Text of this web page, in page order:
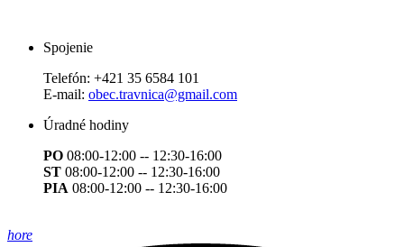
Spojenie
Telefón: +421 35 6584 101
E-mail: obec.travnica@gmail.com
Úradné hodiny
PO 08:00-12:00 -- 12:30-16:00
ST 08:00-12:00 -- 12:30-16:00
PIA 08:00-12:00 -- 12:30-16:00
hore